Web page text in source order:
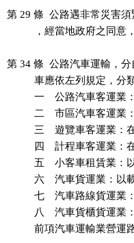
第 29 條  公路遇非常災害
，經當地政府之
第 34 條  公路汽車運輸，
車應依左列規定，分
一　公路汽車客
二　市區汽車客
三　遊覽車客運
四　計程車客運
五　小客車租賃業
六　汽車貨運業：
七　汽車路線貨
八　汽車貨櫃貨
前項汽車運輸業